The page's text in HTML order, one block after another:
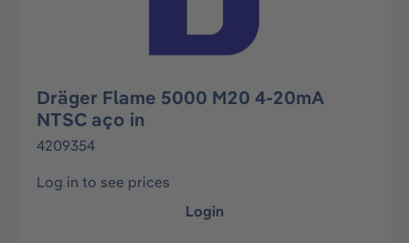
Dräger Flame 5000 M20 4-20mA
NTSC aço in
4209354
Log in to see prices
Login